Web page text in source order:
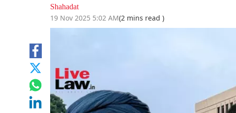
Shahadat
19 Nov 2025 5:02 AM(2 mins read )